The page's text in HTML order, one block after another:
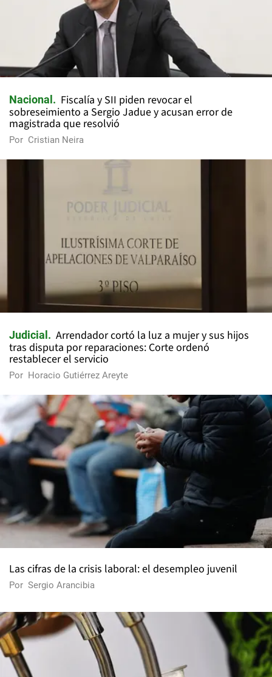
Nacional
Fiscalía y SII piden revocar el
sobreseimiento a Sergio Jadue y acusan error de
magistrada que resolvió
Por Cristian Neira
Judicial
Arrendador cortó la luz a mujer y sus hijos
tras disputa por reparaciones: Corte ordenó
restablecer el servicio
Por Horacio Gutiérrez Areyte
Las cifras de la crisis laboral: el desempleo juvenil
Por Sergio Arancibia